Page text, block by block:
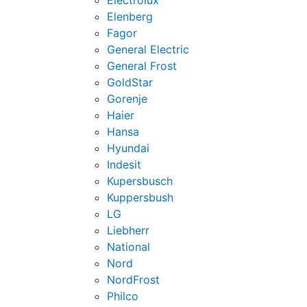
Elenberg
Fagor
General Electric
General Frost
GoldStar
Gorenje
Haier
Hansa
Hyundai
Indesit
Kupersbusch
Kuppersbush
LG
Liebherr
National
Nord
NordFrost
Philco